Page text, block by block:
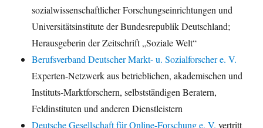
sozialwissenschaftlicher Forschungseinrichtungen und
Universitätsinstitute der Bundesrepublik Deutschland;
Herausgeberin der Zeitschrift „Soziale Welt“
Berufsverband Deutscher Markt- u. Sozialforscher e. V.
Experten-Netzwerk aus betrieblichen, akademischen und
Instituts-Marktforschern, selbstständigen Beratern,
Feldinstituten und anderen Dienstleistern
Deutsche Gesellschaft für Online-Forschung e. V. vertritt